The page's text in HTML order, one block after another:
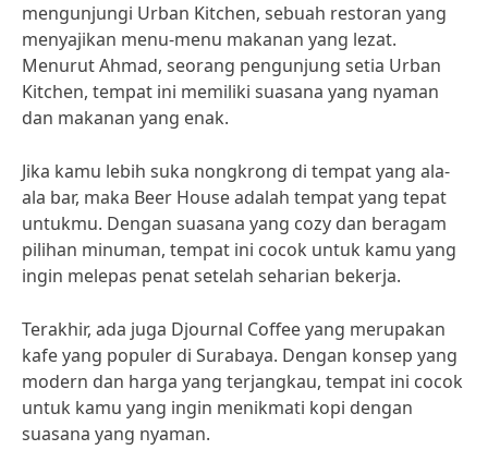
mengunjungi Urban Kitchen, sebuah restoran yang
menyajikan menu-menu makanan yang lezat.
Menurut Ahmad, seorang pengunjung setia Urban
Kitchen, tempat ini memiliki suasana yang nyaman
dan makanan yang enak.
Jika kamu lebih suka nongkrong di tempat yang ala-
ala bar, maka Beer House adalah tempat yang tepat
untukmu. Dengan suasana yang cozy dan beragam
pilihan minuman, tempat ini cocok untuk kamu yang
ingin melepas penat setelah seharian bekerja.
Terakhir, ada juga Djournal Coffee yang merupakan
kafe yang populer di Surabaya. Dengan konsep yang
modern dan harga yang terjangkau, tempat ini cocok
untuk kamu yang ingin menikmati kopi dengan
suasana yang nyaman.